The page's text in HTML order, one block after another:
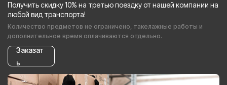
Получить скидку 10% на третью поездку от нашей компании на
любой вид транспорта!
Количество предметов не ограничено, такелажные работы и
дополнительное время оплачиваются отдельно.
Заказат
ь